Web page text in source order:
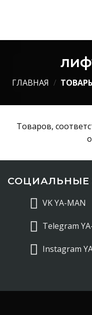
ГЛАВНАЯ /
Товаров,
СОЦИАЛЬНЫЕ
VK YA-MAN
Telegram
Instagram